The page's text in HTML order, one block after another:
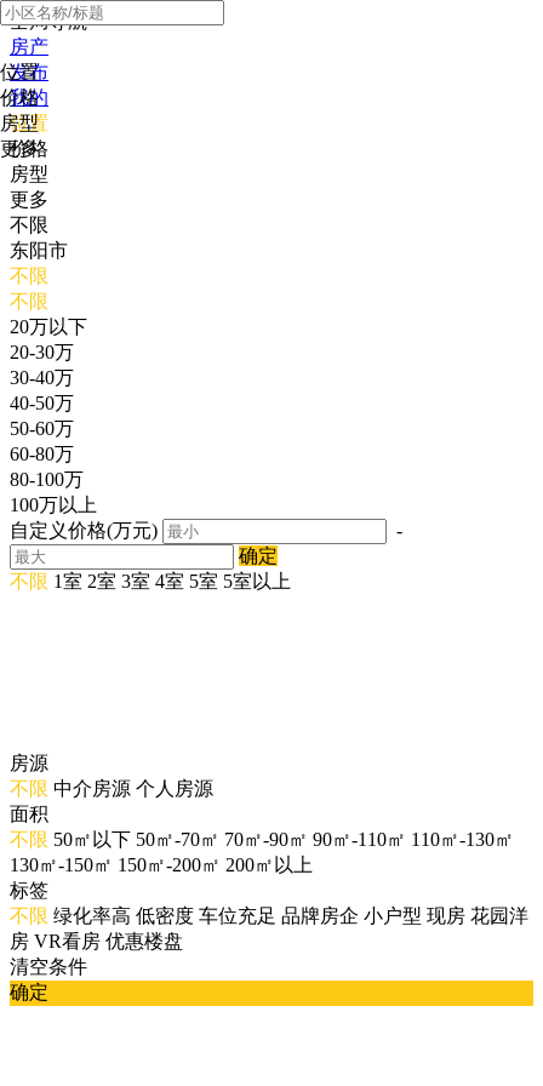
全局导航
房产
发布
我的
位置
价格
房型
更多
位置
价格
房型
更多
不限
东阳市
不限
不限
20万以下
20-30万
30-40万
40-50万
50-60万
60-80万
80-100万
100万以上
自定义价格(万元)
-
确定
不限 1室 2室 3室 4室 5室 5室以上
房源
不限 中介房源 个人房源
面积
不限 50㎡以下 50㎡-70㎡ 70㎡-90㎡ 90㎡-110㎡ 110㎡-130㎡
130㎡-150㎡ 150㎡-200㎡ 200㎡以上
标签
不限 绿化率高 低密度 车位充足 品牌房企 小户型 现房 花园洋
房 VR看房 优惠楼盘
清空条件
确定